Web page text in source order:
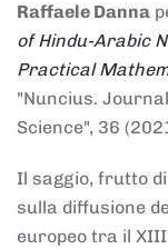
Raffaele Danna
of Hindu-Arabic
Practical
"Nuncius.
Science", 36
Il saggio, frutto
sulla diffusione
europeo tra il